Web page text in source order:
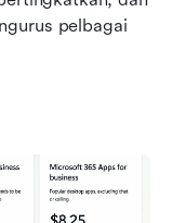
pelbagai